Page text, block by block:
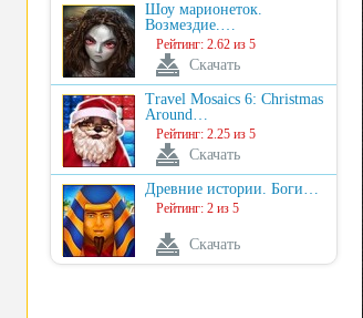
Шоу марионеток.
Возмездие.…
Рейтинг: 2.62 из 5
Скачать
Travel Mosaics 6: Christmas
Around…
Рейтинг: 2.25 из 5
Скачать
Древние истории. Боги…
Рейтинг: 2 из 5
Скачать